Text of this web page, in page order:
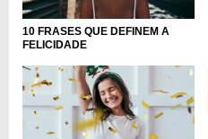
10 FRASES QUE DEFINEM A
FELICIDADE